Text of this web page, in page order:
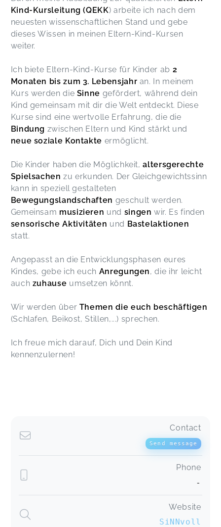
Kind-Kursleitung (QEKK) arbeite ich nach dem
neuesten wissenschaftlichen Stand und gebe
dieses Wissen in meinen Eltern-Kind-Kursen
weiter.
Ich biete Eltern-Kind-Kurse für Kinder ab 2
Monaten bis zum 3. Lebensjahr an. In meinem
Kurs werden die Sinne gefördert, während dein
Kind gemeinsam mit dir die Welt entdeckt. Diese
Kurse sind eine wertvolle Erfahrung, die die
Bindung zwischen Eltern und Kind stärkt und
neue soziale Kontakte ermöglicht.
Die Kinder haben die Möglichkeit,altersgerechte
Spielsachen zu erkunden. Der Gleichgewichtssinn
kann in speziell gestalteten
Bewegungslandschaften geschult werden.
Gemeinsam musizieren und singenwir. Es finden
sensorische Aktivitäten und Bastelaktionen
statt.
Angepasst an die Entwicklungsphasen eures
Kindes, gebe ich euch Anregungen, die ihr leicht
auch zuhause umsetzen könnt.
Wir werden über Themen die euch beschäftigen
(Schlafen, Beikost, Stillen,...) sprechen.
Ich freue mich darauf, Dich und Dein Kind
kennenzulernen!
Contact
Send message
Phone
-
Website
SiNNvoll